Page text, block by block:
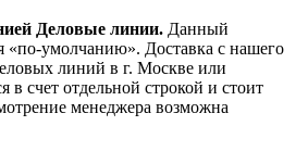
Деловые линии. Данный
«по-умолчанию». Доставка с нашего
линий в г. Москве или
в счет отдельной строкой и стоит
менеджера возможна